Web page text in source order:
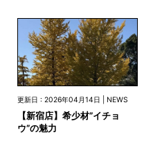
更新日 : 2026年04月14日 | NEWS
【新宿店】希少材”イチョ
ウ”の魅力